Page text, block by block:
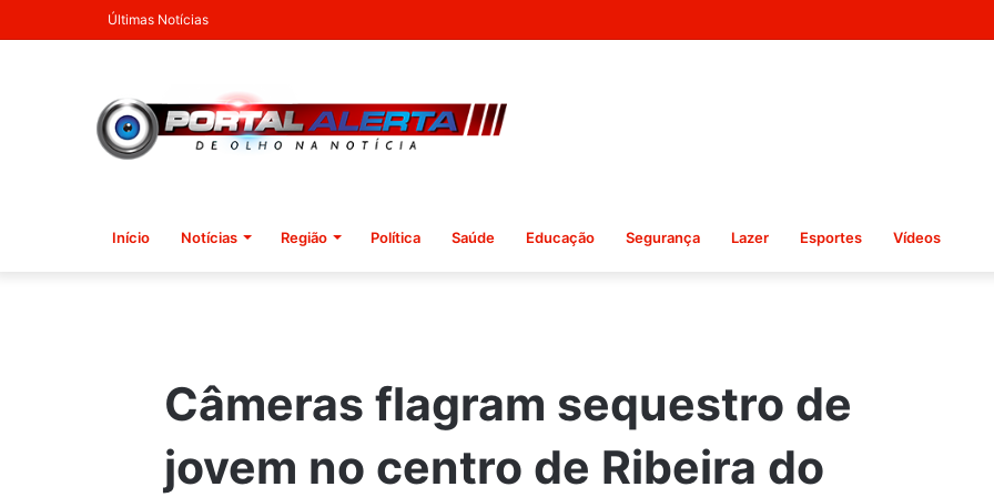
Últimas Notícias
Início Notícias Região Política Saúde Educação Segurança Lazer Esportes Vídeos
Câmeras flagram sequestro de
jovem no centro de Ribeira do